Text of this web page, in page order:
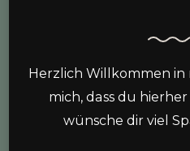
Herzlich Willkommen in
mich, dass du
wünsche dir viel